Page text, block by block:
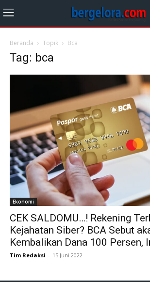
Beranda Topik Bca
Tag: bca
Ekonomi
CEK SALDOMU…! Rekening
Kejahatan Siber? BCA Sebut
Kembalikan Dana 100 Persen,
Tim Redaksi - 15 Juni 2022